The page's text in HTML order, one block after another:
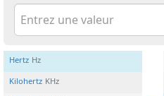
Hertz Hz
Kilohertz KHz